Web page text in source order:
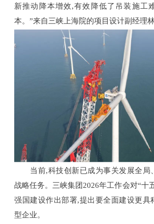
新推动降本增效,有效降低了吊装施工
本。”来自三峡上海院的项目设计副经理林
当前,科技创新已成为事关发展全局
战略任务。三峡集团2026年工作会对“十
强国建设作出部署,提出要全面建设更具
型企业。